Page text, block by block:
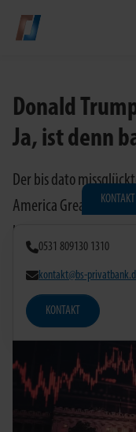
Zum Hauptinhalt springen
KONTAKT
0531 809130 1310
kontakt@bs-
KONTAKT
Donald
Ja, ist denn
Der bis dato
America Great Again
kann für die
vom Ende der